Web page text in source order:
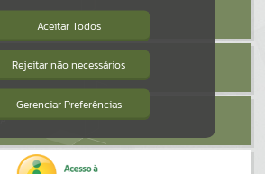
Por favor, aguarde...
Por favor, aguarde...
Aceitar Todos
Rejeitar não necessários
Gerenciar Preferências
que diversos recursos